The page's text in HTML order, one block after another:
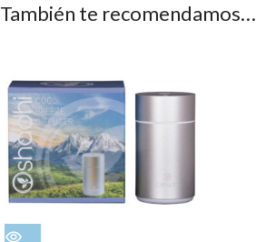
También te recomendamos…